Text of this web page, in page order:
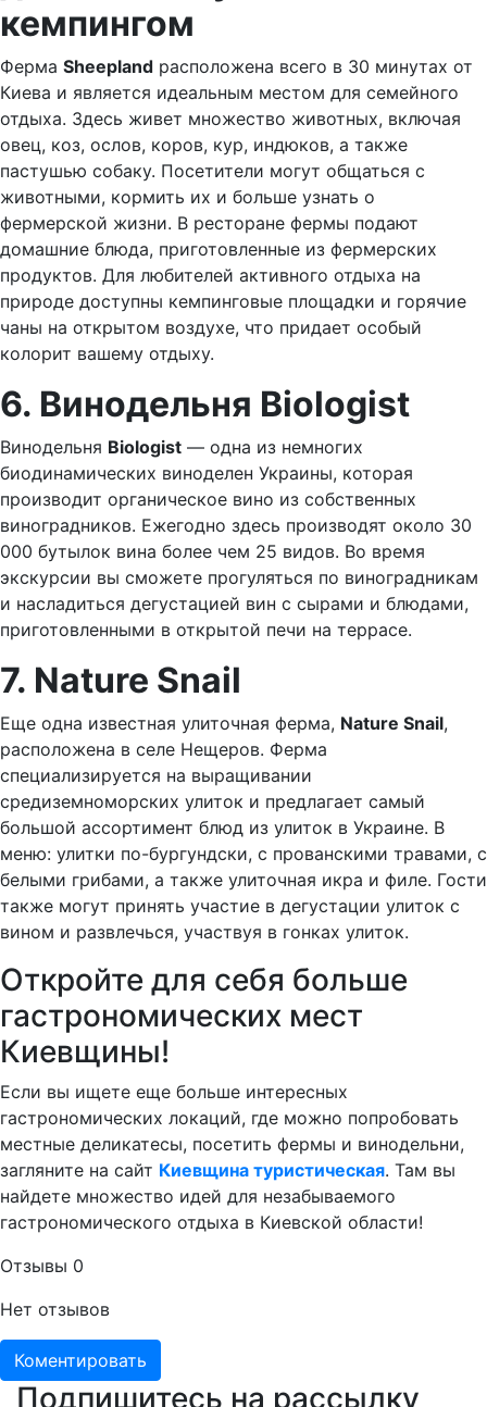
кемпингом
Ферма Sheepland расположена всего в 30 минутах от
Киева и является идеальным местом для семейного
отдыха. Здесь живет множество животных, включая
овец, коз, ослов, коров, кур, индюков, а также
пастушью собаку. Посетители могут общаться с
животными, кормить их и больше узнать о
фермерской жизни. В ресторане фермы подают
домашние блюда, приготовленные из фермерских
продуктов. Для любителей активного отдыха на
природе доступны кемпинговые площадки и горячие
чаны на открытом воздухе, что придает особый
колорит вашему отдыху.
6. Винодельня Biologist
Винодельня Biologist — одна из немногих
биодинамических виноделен Украины, которая
производит органическое вино из собственных
виноградников. Ежегодно здесь производят около 30
000 бутылок вина более чем 25 видов. Во время
экскурсии вы сможете прогуляться по виноградникам
и насладиться дегустацией вин с сырами и блюдами,
приготовленными в открытой печи на террасе.
7. Nature Snail
Еще одна известная улиточная ферма, Nature Snail,
расположена в селе Нещеров. Ферма
специализируется на выращивании
средиземноморских улиток и предлагает самый
большой ассортимент блюд из улиток в Украине. В
меню: улитки по-бургундски, с прованскими травами, с
белыми грибами, а также улиточная икра и филе. Гости
также могут принять участие в дегустации улиток с
вином и развлечься, участвуя в гонках улиток.
Откройте для себя больше
гастрономических мест
Киевщины!
Если вы ищете еще больше интересных
гастрономических локаций, где можно попробовать
местные деликатесы, посетить фермы и винодельни,
загляните на сайт Киевщина туристическая. Там вы
найдете множество идей для незабываемого
гастрономического отдыха в Киевской области!
Отзывы 0
Нет отзывов
Коментировать
Подпишитесь на рассылку